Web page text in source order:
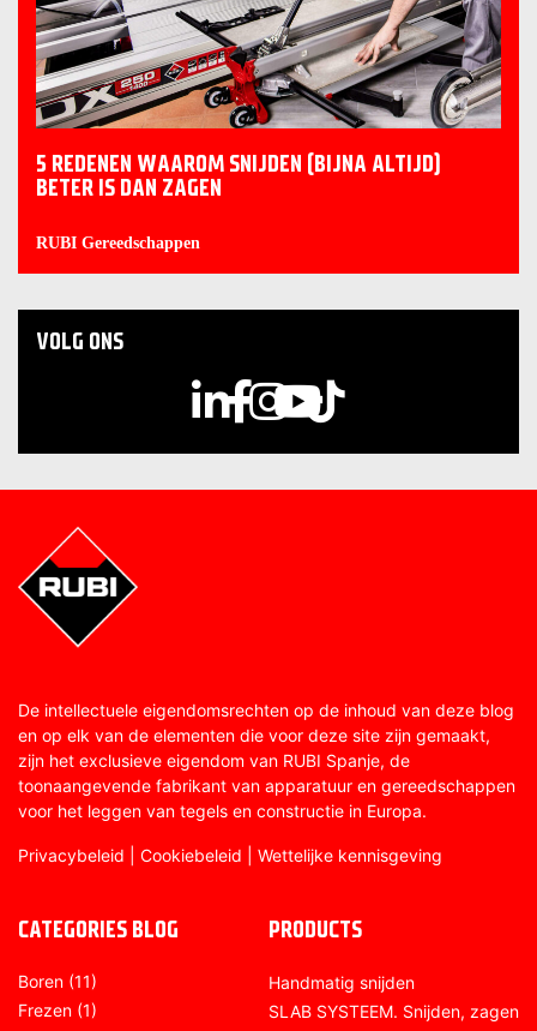
5 REDENEN WAAROM SNIJDEN (BIJNA ALTIJD)
BETER IS DAN ZAGEN
RUBI Gereedschappen
VOLG ONS
De intellectuele eigendomsrechten op de inhoud van deze blog
en op elk van de elementen die voor deze site zijn gemaakt,
zijn het exclusieve eigendom van RUBI Spanje, de
toonaangevende fabrikant van apparatuur en gereedschappen
voor het leggen van tegels en constructie in Europa.
Privacybeleid Cookiebeleid Wettelijke kennisgeving
CATEGORIES BLOG
Boren (11)
Frezen (1)
PRODUCTS
Handmatig snijden
SLAB SYSTEEM. Snijden, zagen